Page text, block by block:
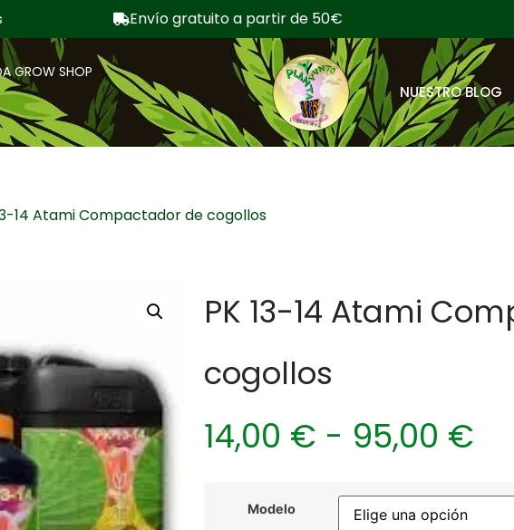
Envío gratuito a partir de 50€
GROW SHOP
NUESTRO BLOG
14 Atami Compactador de cogollos
PK 13-14 Atami
cogollos
14,00 € - 95,00 €
Modelo